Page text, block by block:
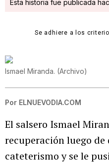
Esta historia fue publicada
Se adhiere a los
Ismael Miranda. (Archivo)
Por ELNUEVODIA.COM
El salsero Ismael
recuperación luego
cateterismo y se le